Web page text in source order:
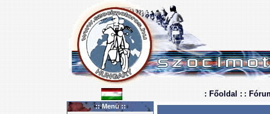
: Főoldal : :
:: Menü ::